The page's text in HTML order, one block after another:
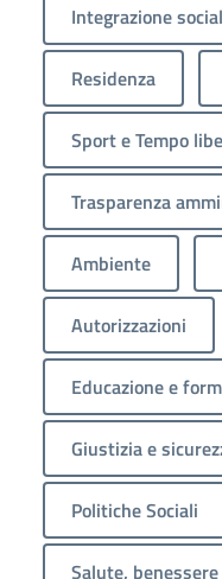
Integrazione
Residenza
Sport e Tempo
Trasparenza
Ambiente
Autorizzazioni
Educazione e
Giustizia e
Politiche Sociali
Salute,